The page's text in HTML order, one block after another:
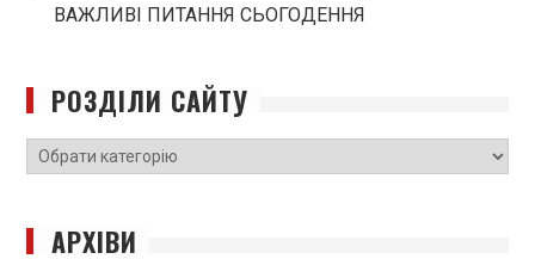
ВАЖЛИВІ ПИТАННЯ СЬОГОДЕННЯ
РОЗДІЛИ САЙТУ
РОЗДІЛИ
АРХІВИ